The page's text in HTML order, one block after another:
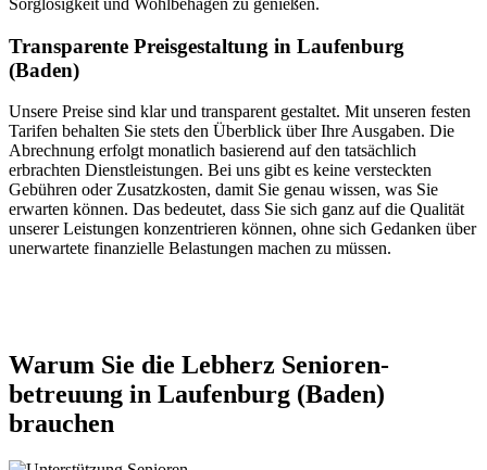
Transparente Preisgestaltung in Laufenburg
(Baden)
Unsere Preise sind klar und transparent gestaltet. Mit unseren festen
Tarifen behalten Sie stets den Überblick über Ihre Ausgaben. Die
Abrechnung erfolgt monatlich basierend auf den tatsächlich
erbrachten Dienstleistungen. Bei uns gibt es keine versteckten
Gebühren oder Zusatzkosten, damit Sie genau wissen, was Sie
erwarten können. Das bedeutet, dass Sie sich ganz auf die Qualität
unserer Leistungen konzentrieren können, ohne sich Gedanken über
unerwartete finanzielle Belastungen machen zu müssen.
Warum Sie die Lebherz Senioren­
betreuung in Laufenburg (Baden)
brauchen